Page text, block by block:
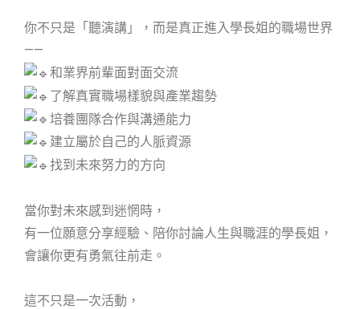
你不只是「聽演講」，而是真正進入學長姐的職場世界
——
和業界前輩面對面交流
了解真實職場樣貌與產業趨勢
培養團隊合作與溝通能力
建立屬於自己的人脈資源
找到未來努力的方向
當你對未來感到迷惘時，
有一位願意分享經驗、陪你討論人生與職涯的學長姐，
會讓你更有勇氣往前走。
這不只是一次活動，